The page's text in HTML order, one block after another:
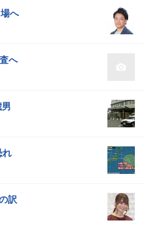
へ
へ
れ
訳